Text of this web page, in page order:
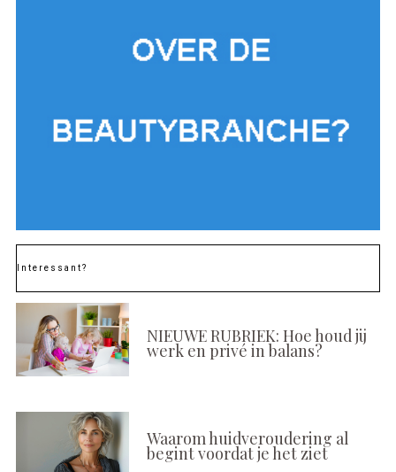
Interessant?
NIEUWE RUBRIEK: Hoe houd jij
werk en privé in balans?
Waarom huidveroudering al
begint voordat je het ziet